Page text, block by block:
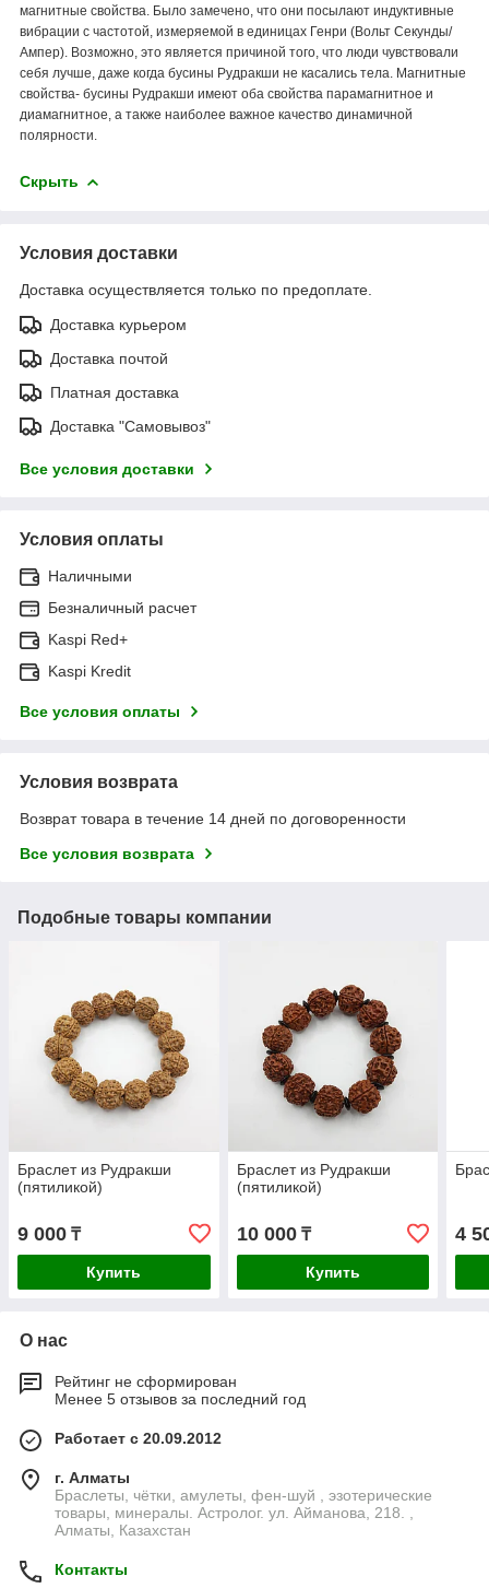
магнитные свойства. Было замечено, что они посылают индуктивные
вибрации с частотой, измеряемой в единицах Генри (Вольт Секунды/
Ампер). Возможно, это является причиной того, что люди чувствовали
себя лучше, даже когда бусины Рудракши не касались тела. Магнитные
свойства- бусины Рудракши имеют оба свойства парамагнитное и
диамагнитное, а также наиболее важное качество динамичной
полярности.
Скрыть
Условия доставки
Доставка осуществляется только по предоплате.
Доставка курьером
Доставка почтой
Платная доставка
Доставка "Самовывоз"
Все условия доставки
Условия оплаты
Наличными
Безналичный расчет
Kaspi Red+
Kaspi Kredit
Все условия оплаты
Условия возврата
Возврат товара в течение 14 дней по договоренности
Все условия возврата
Подобные товары компании
Браслет из Рудракши
(пятиликой)
9 000 ₸
Купить
Браслет из Рудракши
(пятиликой)
10 000₸
Купить
4
О нас
Рейтинг не сформирован
Менее 5 отзывов за последний год
Работает с 20.09.2012
г. Алматы
Браслеты, чётки, амулеты, фен-шуй , эзотерические
товары, минералы. Астролог. ул. Айманова, 218. ,
Алматы, Казахстан
Контакты